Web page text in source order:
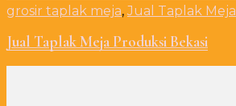
grosir taplak meja,Jual Taplak Meja
Jual Taplak Meja Produksi Bekasi